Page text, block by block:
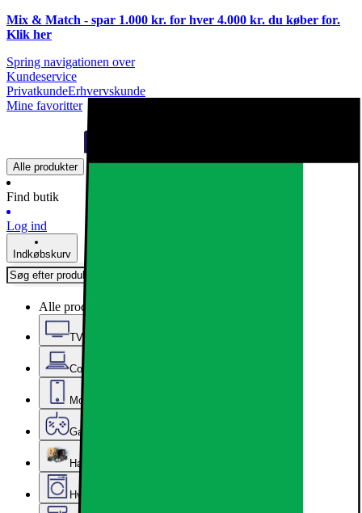
Mix & Match - spar 1.000 kr. for hver 4.000 kr. du køber for.
Klik her
Spring navigationen over
Kundeservice
PrivatkundeErhvervskunde
Mine favoritter
Alle produkter
Find butik
Log ind
Indkøbskurv
Alle produkter
TV, Lyd & Smart Home
Computer & Kontor
Mobil, Tablet & Smartwatch
Gaming
Hardware
Hvidevarer